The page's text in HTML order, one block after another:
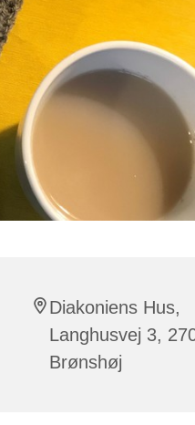
Diakoniens Hus,
Langhusvej 3,
Brønshøj